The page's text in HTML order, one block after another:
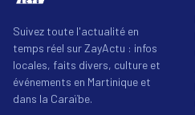
Suivez toute l'actualité en
temps réel sur ZayActu : infos
locales, faits divers, culture et
événements en Martinique et
dans la Caraïbe.